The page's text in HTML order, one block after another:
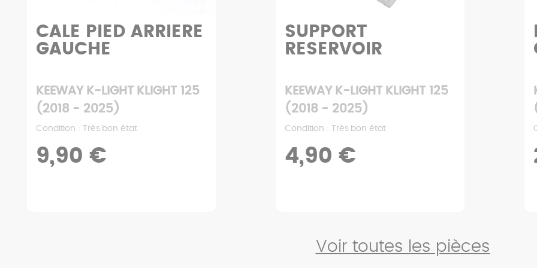
CALE PIED ARRIERE
GAUCHE
KEEWAY K-LIGHT KLIGHT 125
(2018 - 2025)
Condition : Très bon état
9,90 €
SUPPORT
RESERVOIR
KEEWAY K-LIGHT KLIGHT 125
(2018 - 2025)
Condition : Très bon état
4,90 €
Voir toutes les pièces